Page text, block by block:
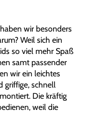
wir besonders
Weil sich ein
so viel mehr Spaß
samt passender
wir ein leichtes
griffige, schnell
Die kräftig
weil die